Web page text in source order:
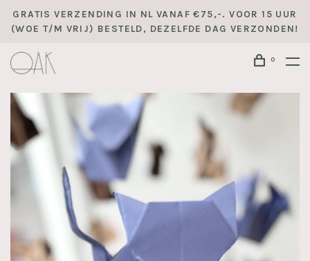
GRATIS VERZENDING IN NL VANAF €75,-. VOOR 15 UUR
(WOE T/M VRIJ) BESTELD, DEZELFDE DAG VERZONDEN!
0